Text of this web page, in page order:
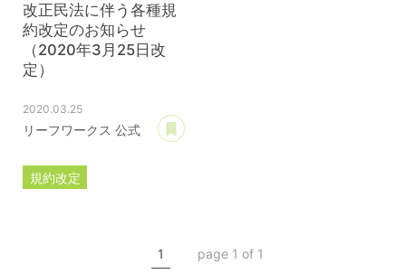
改正民法に伴う各種規
約改定のお知らせ
（2020年3月25日改
定）
2020.03.25
リーフワークス 公式
規約改定
1 page 1 of 1